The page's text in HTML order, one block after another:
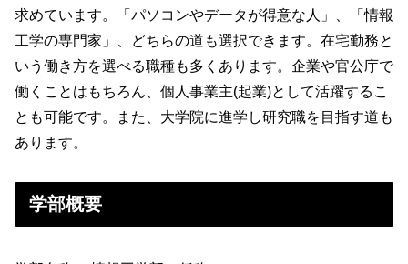
求めています。「パソコンやデータが得意な人」、「情報
工学の専門家」、どちらの道も選択できます。在宅勤務と
いう働き方を選べる職種も多くあります。企業や官公庁で
働くことはもちろん、個人事業主(起業)として活躍するこ
とも可能です。また、大学院に進学し研究職を目指す道も
あります。
学部概要